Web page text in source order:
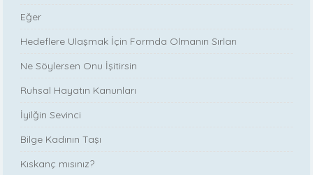
Eğer
Hedeflere Ulaşmak İçin Formda Olmanın Sırları
Ne Söylersen Onu İşitirsin
Ruhsal Hayatın Kanunları
İyilğin Sevinci
Bilge Kadının Taşı
Kıskanç mısınız?